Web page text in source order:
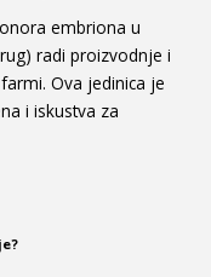
embriona u
radi proizvodnje i
Ova jedinica je
i iskustva za